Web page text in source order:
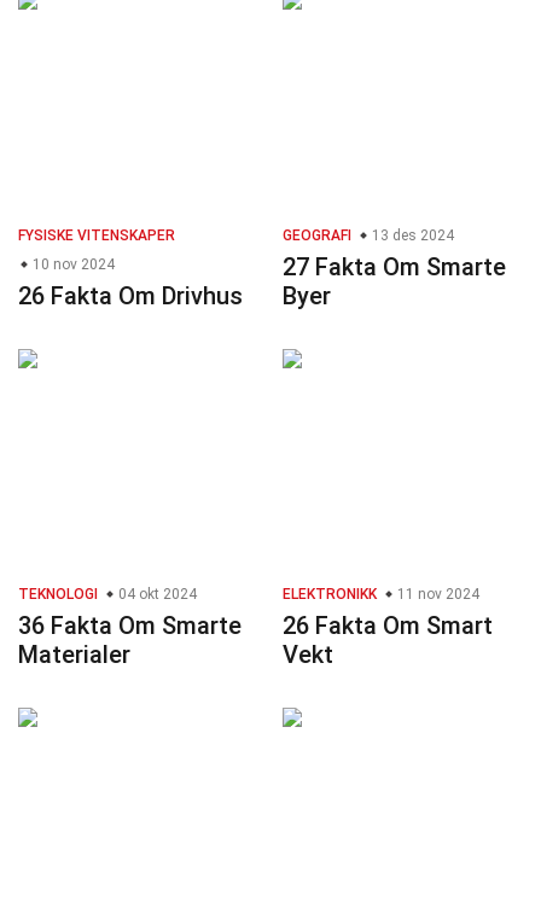
FYSISKE VITENSKAPER
10 nov 2024
26 Fakta Om Drivhus
GEOGRAFI 13 des 2024
27 Fakta Om Smarte
Byer
TEKNOLOGI 04 okt 2024
36 Fakta Om Smarte
Materialer
ELEKTRONIKK 11 nov 2024
26 Fakta Om Smart
Vekt